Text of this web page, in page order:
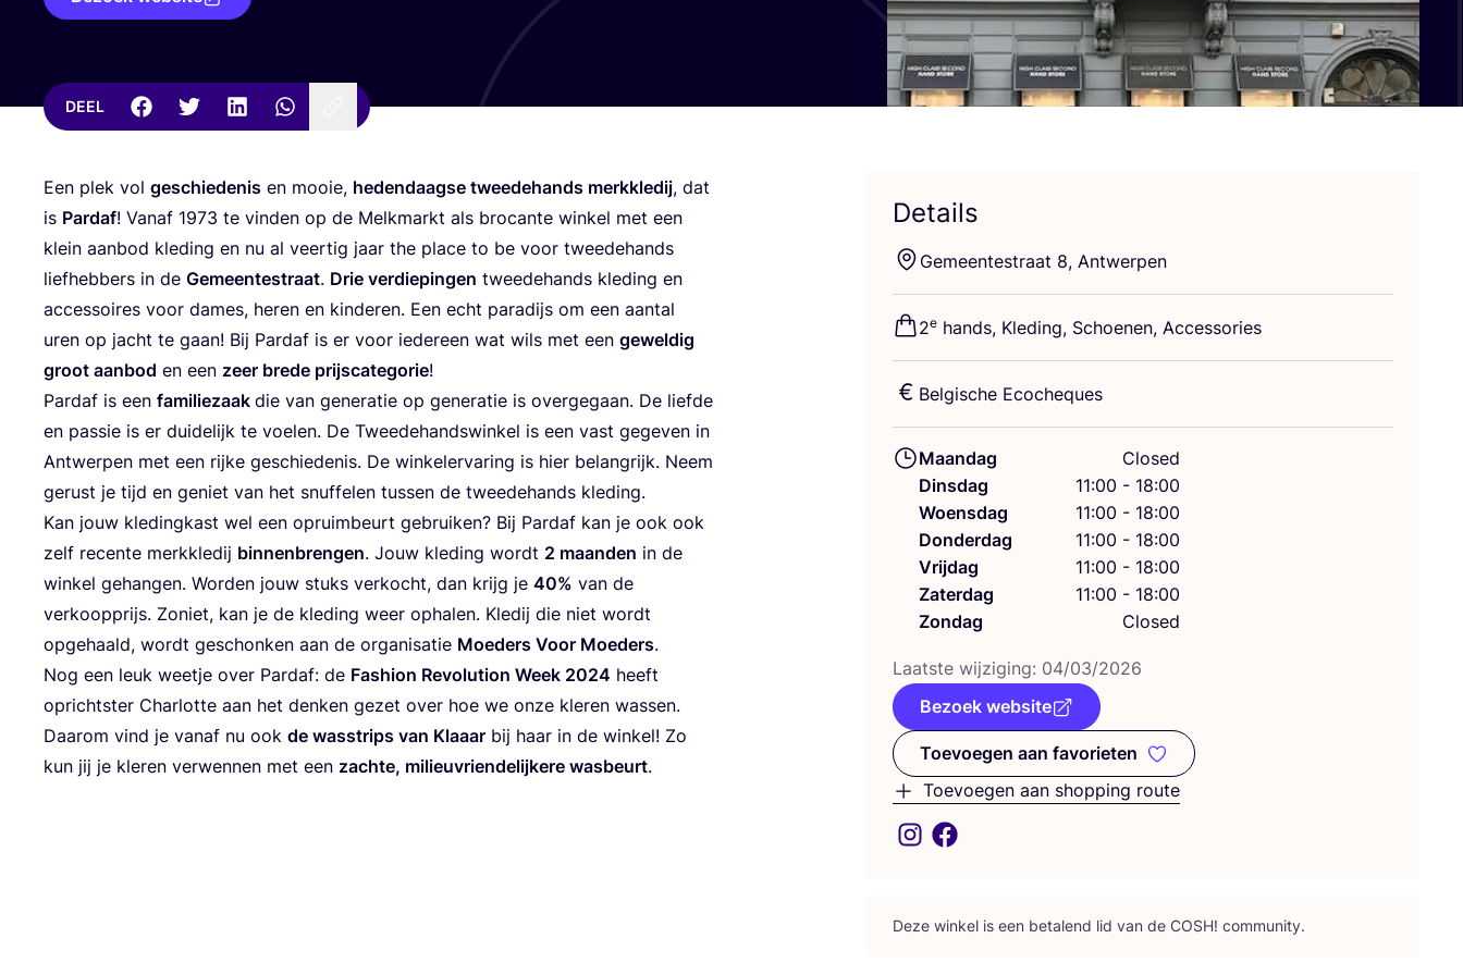
DEEL
Een plek vol geschie­de­nis en mooie, heden­daag­se twee­de­hands merk­kle­dij, dat
is Par­daf! Van­af 1973 te vin­den op de Melk­markt als bro­can­te win­kel met een
klein aan­bod kle­ding en nu al veer­tig jaar the pla­ce to be voor twee­de­hands
lief­heb­bers in de Gemeen­te­straat. Drie ver­die­pin­gen twee­de­hands kle­ding en
acces­soi­res voor dames, heren en kin­de­ren. Een echt para­dijs om een aan­tal
uren op jacht te gaan! Bij Par­daf is er voor ieder­een wat wils met een gewel­dig
groot aan­bod en een zeer bre­de prijs­ca­te­go­rie!
Par­daf is een fami­lie­zaak die van gene­ra­tie op gene­ra­tie is over­ge­gaan. De lief­de
en pas­sie is er dui­de­lijk te voe­len. De Twee­de­hands­win­kel is een vast gege­ven in
Ant­wer­pen met een rij­ke geschie­de­nis. De win­ke­l­er­va­ring is hier belang­rijk. Neem
gerust je tijd en geniet van het snuf­fe­len tus­sen de twee­de­hands kleding.
Kan jouw kle­ding­kast wel een opruim­beurt gebrui­ken? Bij Par­daf kan je ook ook
zelf recen­te merk­kle­dij bin­nen­bren­gen. Jouw kle­ding wordt 2 maan­den in de
win­kel gehan­gen. Wor­den jouw stuks ver­kocht, dan krijg je 40% van de
ver­koop­prijs. Zoniet, kan je de kle­ding weer opha­len. Kle­dij die niet wordt
opge­haald, wordt geschon­ken aan de orga­ni­sa­tie Moe­ders Voor Moe­ders.
Nog een leuk weet­je over Par­daf: de Fas­hi­on Revo­lu­ti­on Week 2024 heeft
opricht­ster Char­lot­te aan het den­ken gezet over hoe we onze kle­ren was­sen.
Daar­om vind je van­af nu ook de was­strips van Klaaar bij haar in de win­kel! Zo
kun jij je kle­ren ver­wen­nen met een zach­te, mili­eu­vrien­de­lij­ke­re was­beurt.
Details
Gemeen­te­straat 8, Antwerpen
2e hands, Kle­ding, Schoe­nen, Accessories
Bel­gi­sche Ecocheques
Maandag
Closed
Dinsdag
11:00 - 18:00
Woensdag
11:00 - 18:00
Donderdag
11:00 - 18:00
Vrijdag
11:00 - 18:00
Zaterdag
11:00 - 18:00
Zondag
Closed
Laat­ste wij­zi­ging: 04/03/2026
Bezoek website
Toevoegen aan favorieten
Toevoegen aan favorieten
Toevoegen aan shopping route
Deze win­kel is een beta­lend lid van de COSH! community.